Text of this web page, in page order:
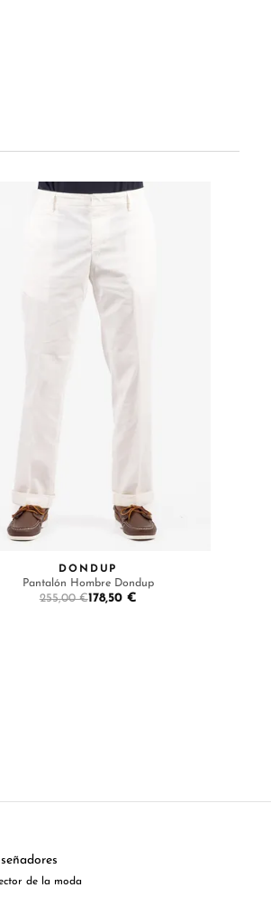
DONDUP
Pantalón Hombre Dondup
255,00 €178,50 €
de la moda